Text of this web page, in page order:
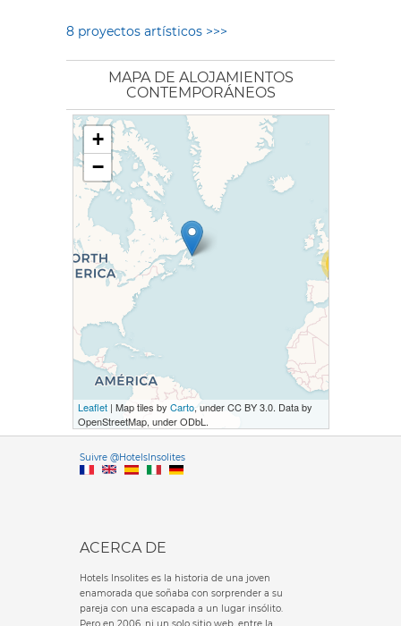
8 proyectos artísticos >>>
MAPA DE ALOJAMIENTOS
CONTEMPORÁNEOS
+
−
Leaflet| Map tiles by Carto, under CC BY 3.0. Data by
OpenStreetMap, under ODbL.
Suivre @HotelsInsolitesVersione
ACERCA DE
Hotels Insolites es la historia de una joven
enamorada que soñaba con sorprender a su
pareja con una escapada a un lugar insólito.